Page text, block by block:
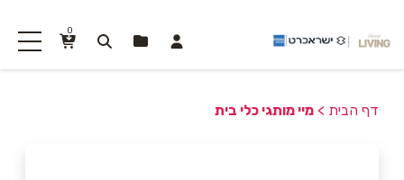
0
דף הבית > מיי מותגי כלי בית